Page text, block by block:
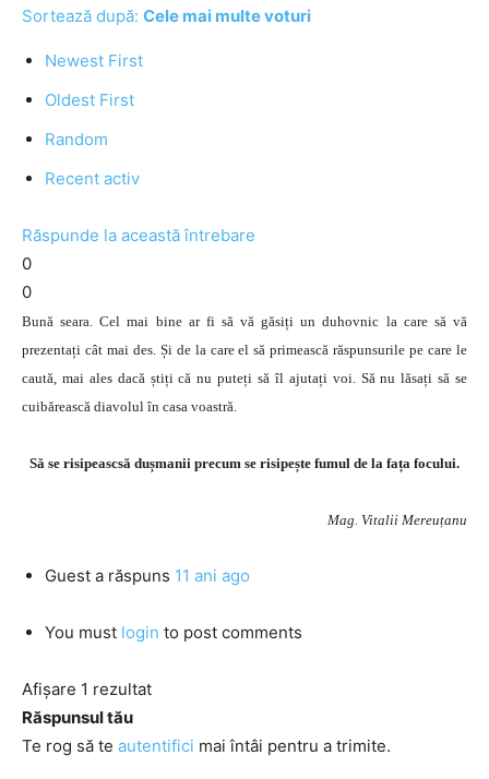
Sortează după: Cele mai multe voturi
Newest First
Oldest First
Random
Recent activ
Răspunde la această întrebare
0
0
Bună seara. Cel mai bine ar fi să vă găsiți un duhovnic la care să vă
prezentați cât mai des. Și de la care el să primească răspunsurile pe care le
caută, mai ales dacă știți că nu puteți să îl ajutați voi. Să nu lăsați să se
cuibărească diavolul în casa voastră.
Să se risipeascsă dușmanii precum se risipește fumul de la fața focului.
Mag. Vitalii Mereuțanu
Guest a răspuns 11 ani ago
You must login to post comments
Afișare 1 rezultat
Răspunsul tău
Te rog să te autentifici mai întâi pentru a trimite.